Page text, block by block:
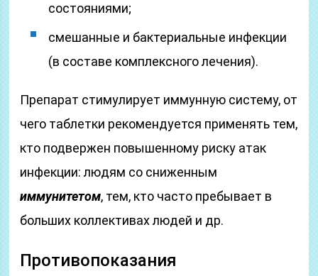
состояниями;
смешанные и бактериальные инфекции
(в составе комплексного лечения).
Препарат стимулирует иммунную систему, от
чего таблетки рекомендуется применять тем,
кто подвержен повышенному риску атак
инфекции: людям со сниженным
иммунитетом, тем, кто часто пребывает в
больших коллективах людей и др.
Противопоказания